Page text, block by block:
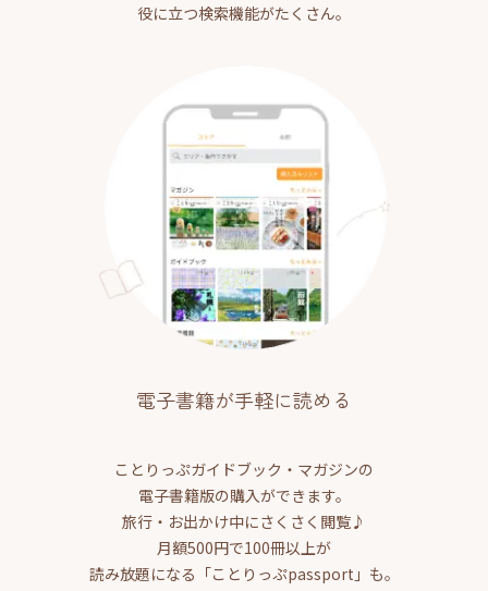
役に立つ検索機能がたくさん。
電子書籍が手軽に読める
ことりっぷガイドブック・マガジンの
電子書籍版の購入ができます。
旅行・お出かけ中にさくさく閲覧♪
月額500円で100冊以上が
読み放題になる「ことりっぷpassport」も。